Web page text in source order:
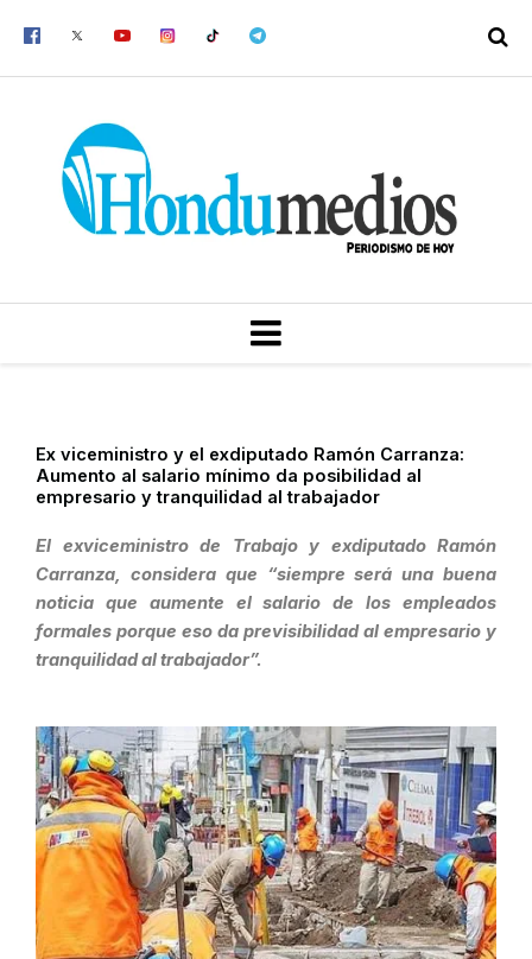
MENU
Ex viceministro y el exdiputado Ramón Carranza:
Aumento al salario mínimo da posibilidad al
empresario y tranquilidad al trabajador
El exviceministro de Trabajo y exdiputado Ramón
Carranza, considera que “siempre será una buena
noticia que aumente el salario de los empleados
formales porque eso da previsibilidad al empresario y
tranquilidad al trabajador”.